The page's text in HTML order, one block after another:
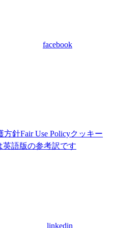
facebook
方針Fair Use Policyクッキー
英語版の参考訳です
linkedin